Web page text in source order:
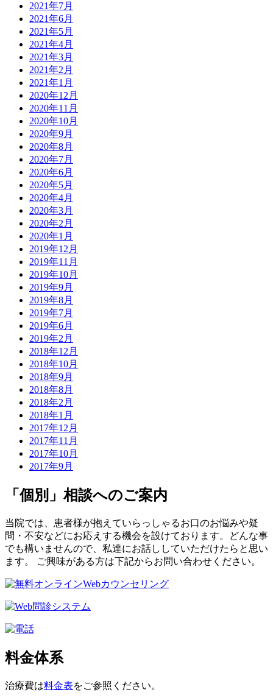
2021年7月
2021年6月
2021年5月
2021年4月
2021年3月
2021年2月
2021年1月
2020年12月
2020年11月
2020年10月
2020年9月
2020年8月
2020年7月
2020年6月
2020年5月
2020年4月
2020年3月
2020年2月
2020年1月
2019年12月
2019年11月
2019年10月
2019年9月
2019年8月
2019年7月
2019年6月
2019年2月
2018年12月
2018年10月
2018年9月
2018年8月
2018年2月
2018年1月
2017年12月
2017年11月
2017年10月
2017年9月
「個別」相談へのご案内
当院では、患者様が抱えていらっしゃるお口のお悩みや疑
問・不安などにお応えする機会を設けております。どんな事
でも構いませんので、私達にお話ししていただけたらと思い
ます。 ご興味がある方は下記からお問い合わせください。
料金体系
治療費は料金表をご参照ください。